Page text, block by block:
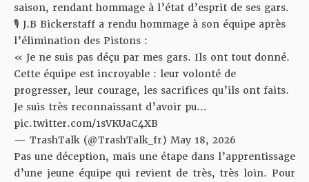
saison, rendant hommage à l’état d’esprit de ses gars.
🎙️ J.B Bickerstaff a rendu hommage à son équipe après
l’élimination des Pistons :
« Je ne suis pas déçu par mes gars. Ils ont tout donné.
Cette équipe est incroyable : leur volonté de
progresser, leur courage, les sacrifices qu’ils ont faits.
Je suis très reconnaissant d’avoir pu…
pic.twitter.com/1sVKUaC4XB
— TrashTalk (@TrashTalk_fr) May 18, 2026
Pas une déception, mais une étape dans l’apprentissage
d’une jeune équipe qui revient de très, très loin. Pour